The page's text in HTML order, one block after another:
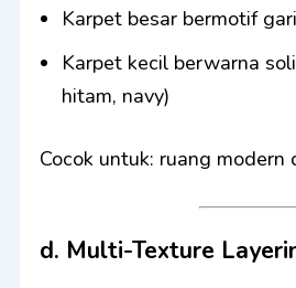
Karpet besar bermotif
Karpet kecil berwarna
hitam, navy)
Cocok untuk: ruang modern
d. Multi-Texture